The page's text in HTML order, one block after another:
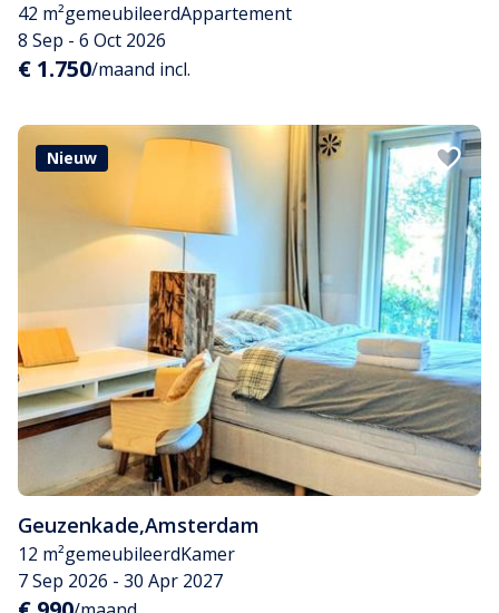
42 m²gemeubileerdAppartement
8 Sep - 6 Oct 2026
€ 1.750/maand incl.
Nieuw
Geuzenkade,Amsterdam
12 m²gemeubileerdKamer
7 Sep 2026 - 30 Apr 2027